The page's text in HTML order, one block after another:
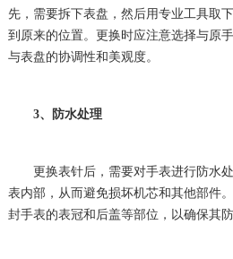
先，需要拆下表盘，然后用专业工具取
到原来的位置。更换时应注意选择与原
与表盘的协调性和美观度。
3、防水处理
更换表针后，需要对手表进行防水处
表内部，从而避免损坏机芯和其他部件
封手表的表冠和后盖等部位，以确保其防